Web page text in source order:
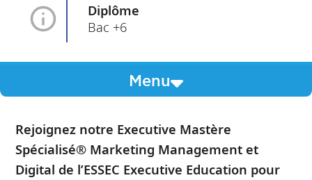
Diplôme
Bac +6
Menu
Rejoignez notre Executive Mastère
Spécialisé® Marketing Management et
Digital de l’ESSEC Executive Education pour